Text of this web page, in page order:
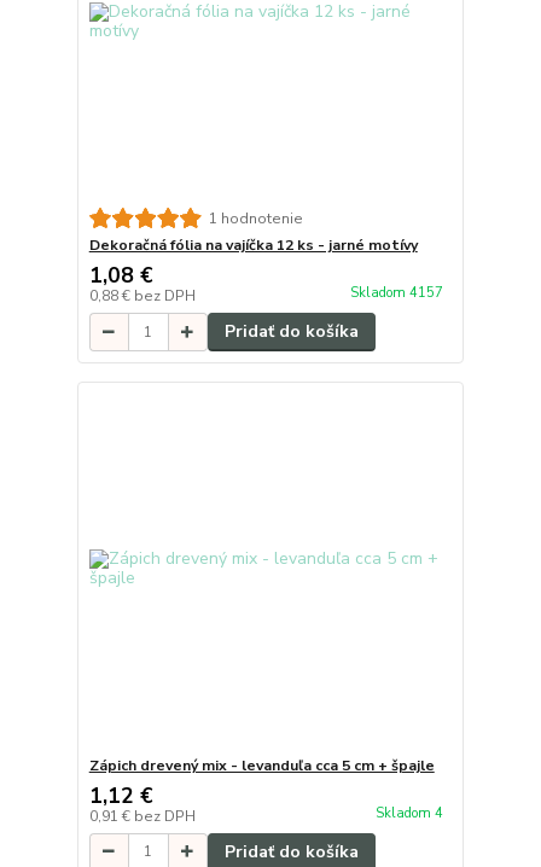
1 hodnotenie
Dekoračná fólia na vajíčka 12 ks - jarné motívy
1,08 €
0,88 € bez DPH Skladom 4157
Pridať do košíka
Zápich drevený mix - levanduľa cca 5 cm + špajle
1,12 €
0,91 € bez DPH Skladom 4
Pridať do košíka